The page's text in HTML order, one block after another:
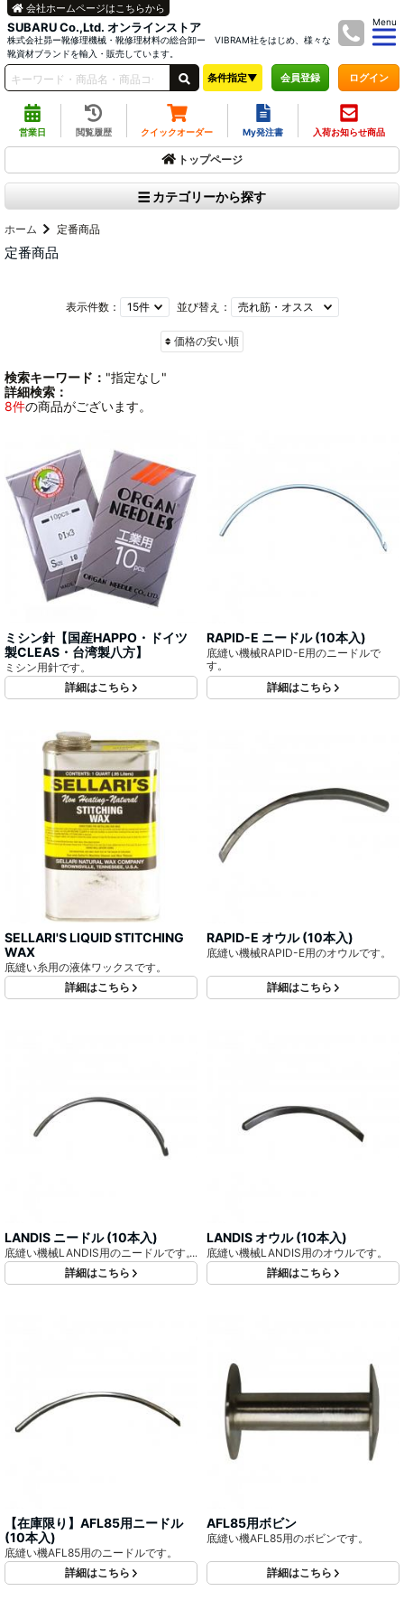
SUBARU Co.,Ltd. オンラインストア
株式会社昴ー靴修理機械・靴修理材料の総合卸ー VIBRAM社をはじめ、様々な
靴資材ブランドを輸入・販売しています。
Menu
会社ホームページはこちらから
条件指定▼ 会員登録 ログイン
営業日 閲覧履歴 クイックオーダー My発注書 入荷お知らせ商品
トップページ
カテゴリーから探す
ホーム 定番商品
定番商品
表示件数： 並び替え：
価格の安い順
検索キーワード： "指定なし"
詳細検索：
8件の商品がございます。
ミシン針【国産HAPPO・ドイツ
製CLEAS・台湾製八方】
ミシン用針です。
詳細はこちら
RAPID-E ニードル (10本入)
底縫い機械RAPID-E用のニードルで
す。
詳細はこちら
SELLARI'S LIQUID STITCHING
WAX
底縫い糸用の液体ワックスです。
詳細はこちら
RAPID-E オウル (10本入)
底縫い機械RAPID-E用のオウルです。
詳細はこちら
LANDIS ニードル (10本入)
底縫い機械LANDIS用のニードルです。
詳細はこちら
LANDIS オウル (10本入)
底縫い機械LANDIS用のオウルです。
詳細はこちら
【在庫限り】AFL85用ニードル
(10本入)
底縫い機AFL85用のニードルです。
詳細はこちら
AFL85用ボビン
底縫い機AFL85用のボビンです。
詳細はこちら